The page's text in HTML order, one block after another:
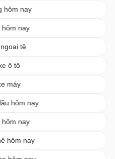
hôm nay
hôm nay
tệ
ô tô
máy
hôm nay
hôm nay
hôm nay